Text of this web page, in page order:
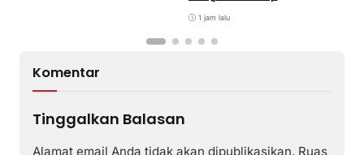
1 jam lalu
Komentar
Tinggalkan Balasan
Alamat email Anda tidak akan dipublikasikan. Ruas